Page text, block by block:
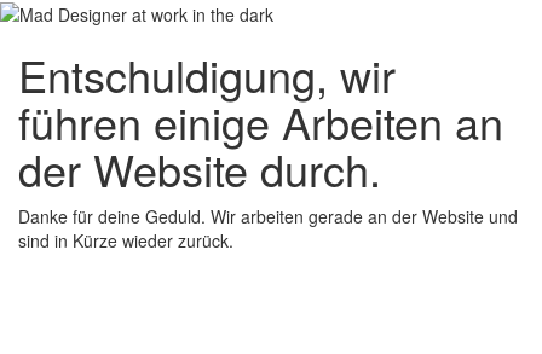
Entschuldigung, wir
führen einige Arbeiten an
der Website durch.
Danke für deine Geduld. Wir arbeiten gerade an der Website und
sind in Kürze wieder zurück.